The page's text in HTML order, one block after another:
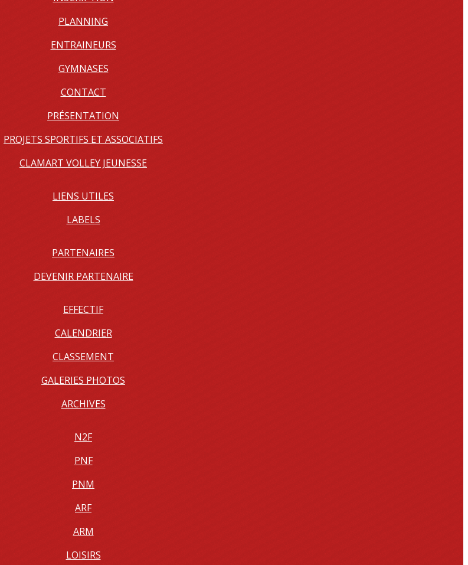
PLANNING
ENTRAINEURS
GYMNASES
CONTACT
PRÉSENTATION
PROJETS SPORTIFS ET ASSOCIATIFS
CLAMART VOLLEY JEUNESSE
LIENS UTILES
LABELS
PARTENAIRES
DEVENIR PARTENAIRE
EFFECTIF
CALENDRIER
CLASSEMENT
GALERIES PHOTOS
ARCHIVES
N2F
PNF
PNM
ARF
ARM
LOISIRS